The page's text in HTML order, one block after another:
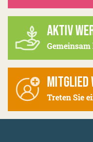
AKTIV
MITGLIED
Treten Sie